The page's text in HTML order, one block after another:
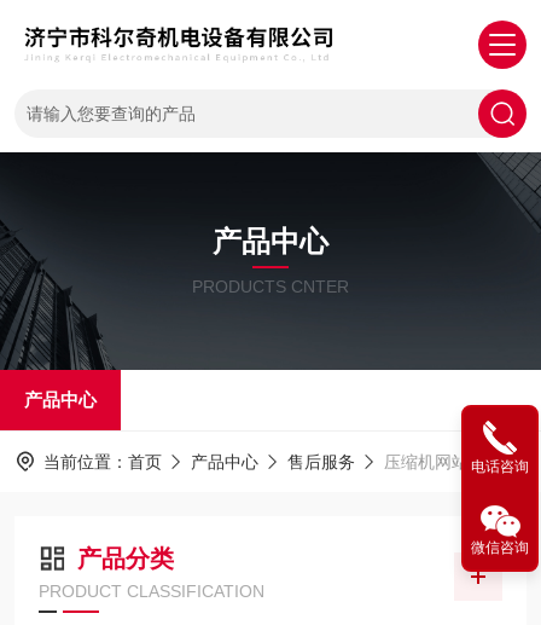
产品中心
PRODUCTS CNTER
产品中心
当前位置： 首页 产品中心 售后服务 压缩机网站
产品分类
PRODUCT CLASSIFICATION
电话咨询
微信咨询